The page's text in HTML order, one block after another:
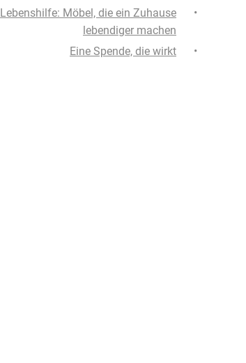
Lebenshilfe: Möbel, die ein Zuhause
lebendiger machen
Eine Spende, die wirkt